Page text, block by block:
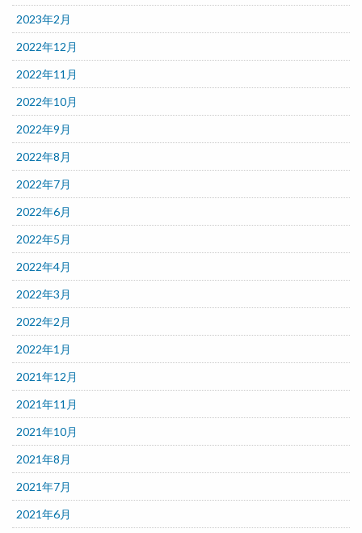
2023年2月
2022年12月
2022年11月
2022年10月
2022年9月
2022年8月
2022年7月
2022年6月
2022年5月
2022年4月
2022年3月
2022年2月
2022年1月
2021年12月
2021年11月
2021年10月
2021年8月
2021年7月
2021年6月